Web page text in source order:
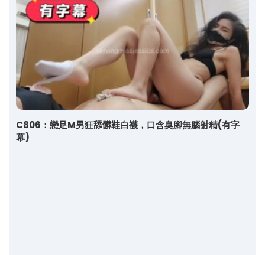
C806：戀足M男狂舔髒鞋白襪，口含臭腳無腦射精(有字
幕)